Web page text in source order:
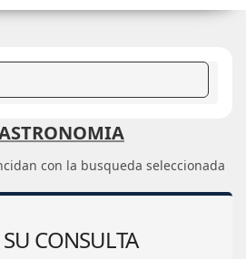
con la busqueda seleccionada
CONSULTA